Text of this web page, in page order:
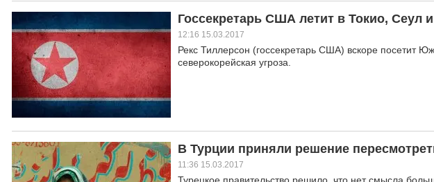
Госсекретарь США летит в Токио, Сеул
12:16 15.03.2017
Рекс Тиллерсон (госсекретарь США) вскоре посетит
северокорейская угроза.
В Турции приняли решение
11:36 15.03.2017